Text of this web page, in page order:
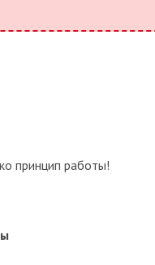
принцип работы!